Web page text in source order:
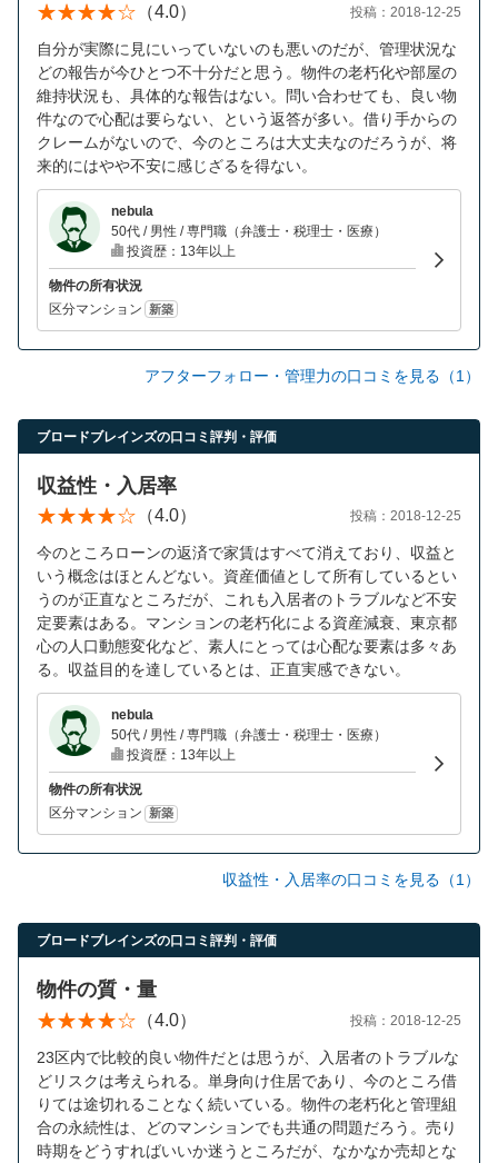
（4.0） 投稿：2018-12-25
自分が実際に見にいっていないのも悪いのだが、管理状況な
どの報告が今ひとつ不十分だと思う。物件の老朽化や部屋の
維持状況も、具体的な報告はない。問い合わせても、良い物
件なので心配は要らない、という返答が多い。借り手からの
クレームがないので、今のところは大丈夫なのだろうが、将
来的にはやや不安に感じざるを得ない。
nebula
50代 / 男性 / 専門職（弁護士・税理士・医療）
投資歴：13年以上
物件の所有状況
区分マンション 新築
アフターフォロー・管理力の口コミを見る（1）
ブロードブレインズの口コミ評判・評価
収益性・入居率
（4.0） 投稿：2018-12-25
今のところローンの返済で家賃はすべて消えており、収益と
いう概念はほとんどない。資産価値として所有しているとい
うのが正直なところだが、これも入居者のトラブルなど不安
定要素はある。マンションの老朽化による資産減衰、東京都
心の人口動態変化など、素人にとっては心配な要素は多々あ
る。収益目的を達しているとは、正直実感できない。
nebula
50代 / 男性 / 専門職（弁護士・税理士・医療）
投資歴：13年以上
物件の所有状況
区分マンション 新築
収益性・入居率の口コミを見る（1）
ブロードブレインズの口コミ評判・評価
物件の質・量
（4.0） 投稿：2018-12-25
23区内で比較的良い物件だとは思うが、入居者のトラブルな
どリスクは考えられる。単身向け住居であり、今のところ借
りては途切れることなく続いている。物件の老朽化と管理組
合の永続性は、どのマンションでも共通の問題だろう。売り
時期をどうすればいいか迷うところだが、なかなか売却とな